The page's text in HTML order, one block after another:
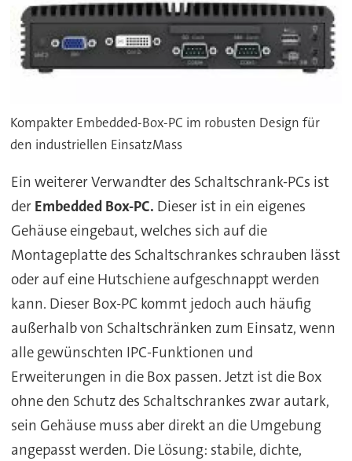
Kompakter Embedded-Box-PC im robusten Design für
den industriellen EinsatzMass
Ein weiterer Verwandter des Schaltschrank-PCs ist
der Embedded Box-PC. Dieser ist in ein eigenes
Gehäuse eingebaut, welches sich auf die
Montageplatte des Schaltschrankes schrauben lässt
oder auf eine Hutschiene aufgeschnappt werden
kann. Dieser Box-PC kommt jedoch auch häufig
außerhalb von Schaltschränken zum Einsatz, wenn
alle gewünschten IPC-Funktionen und
Erweiterungen in die Box passen. Jetzt ist die Box
ohne den Schutz des Schaltschrankes zwar autark,
sein Gehäuse muss aber direkt an die Umgebung
angepasst werden. Die Lösung: stabile, dichte,